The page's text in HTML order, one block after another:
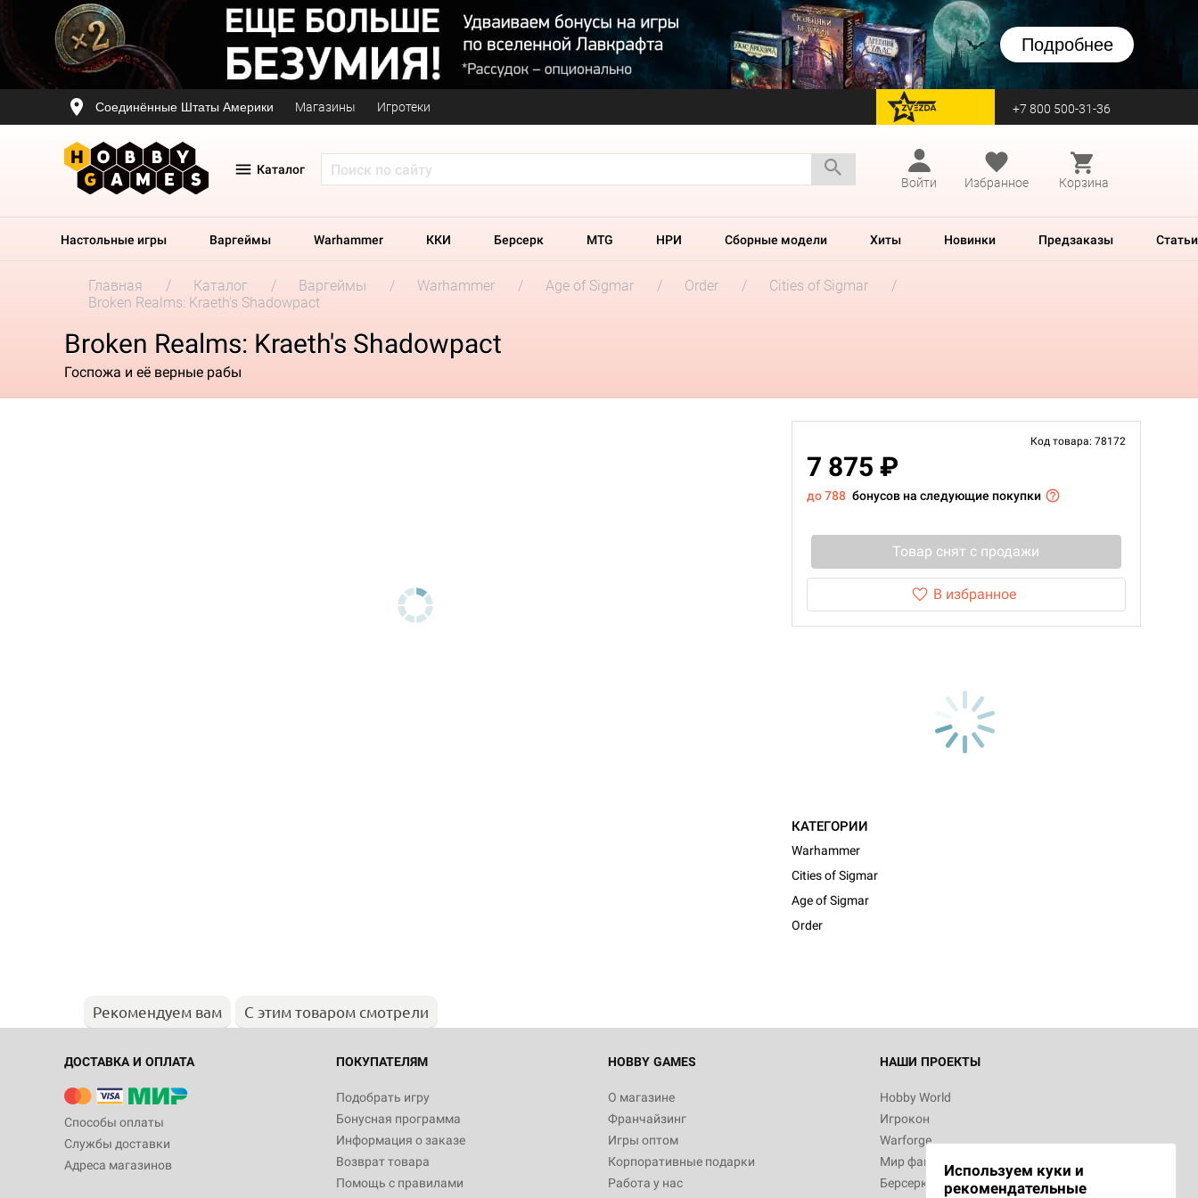
Подробнее
Соединённые Штаты Америки Магазины Игротеки перейти на Zvezda +7 800 500-31-36
Каталог
Войти
Избранное Корзина
Настольные игры Варгеймы Warhammer ККИ Берсерк MTG НРИ Сборные модели Хиты Новинки Предзаказы Статьи
Главная Каталог Варгеймы Warhammer Age of Sigmar Order
Cities of Sigmar
Broken Realms: Kraeth's Shadowpact
Broken Realms: Kraeth's Shadowpact
Госпожа и её верные рабы
Код товара: 78172
7 875 ₽
до 788 бонусов на следующие покупки
Товар снят с продажи
В избранное
КАТЕГОРИИ
Warhammer
Cities of Sigmar
Age of Sigmar
Order
Рекомендуем вам С этим товаром смотрели
ДОСТАВКА И ОПЛАТА
Способы оплаты
Службы доставки
Адреса магазинов
ПОКУПАТЕЛЯМ
Подобрать игру
Бонусная программа
Информация о заказе
Возврат товара
Помощь с правилами
HOBBY GAMES
О магазине
Франчайзинг
Игры оптом
Корпоративные подарки
Работа у нас
НАШИ ПРОЕКТЫ
Hobby World
Игрокон
Warforge
Мир фантастики
Берсерк
Используем куки и
рекомендательные